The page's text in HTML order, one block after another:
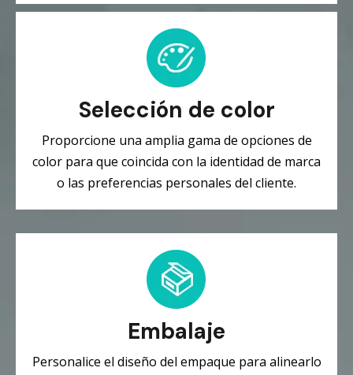
Selección de color
Proporcione una amplia gama de opciones de
color para que coincida con la identidad de marca
o las preferencias personales del cliente.
Embalaje
Personalice el diseño del empaque para alinearlo